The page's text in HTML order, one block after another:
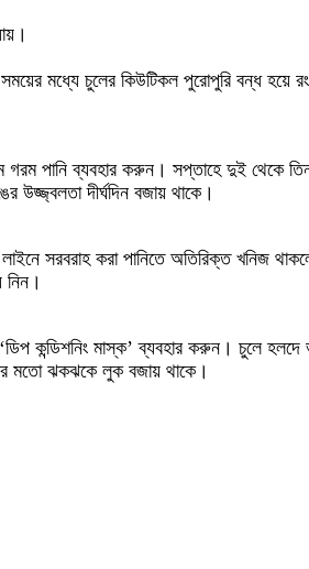
মধ্যে চুলের কিউটিকল পুরোপুরি বন্ধ হয়ে
পানি ব্যবহার করুন। সপ্তাহে দুই থেকে
উজ্জ্বলতা দীর্ঘদিন বজায় থাকে।
সরবরাহ করা পানিতে অতিরিক্ত খনিজ
নিন।
কন্ডিশনিং মাস্ক’ ব্যবহার করুন। চুলে হলদে
মতো ঝকঝকে লুক বজায় থাকে।